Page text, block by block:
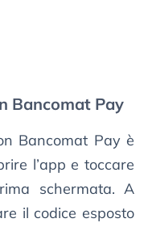
Bancomat Pay
Bancomat Pay è
l’app e toccare
schermata. A
il codice esposto